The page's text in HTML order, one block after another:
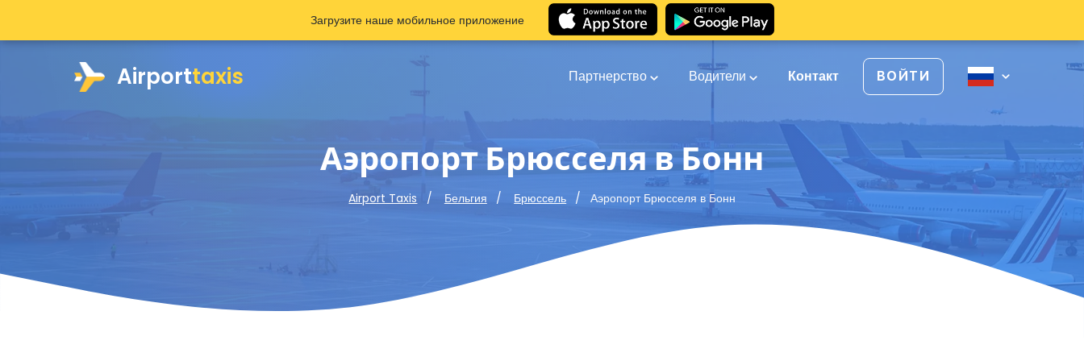
Airporttaxis Партнерство Водители Контакт ВОЙТИ
Аэропорт Брюсселя в Бонн
Airport Taxis Бельгия Брюссель Аэропорт Брюсселя в Бонн
Загрузите наше мобильное приложение